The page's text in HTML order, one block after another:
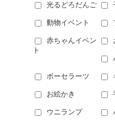
光るどろだんご
動物イベント
赤ちゃんイベン
ト
ポーセラーツ
お絵かき
ウニランプ